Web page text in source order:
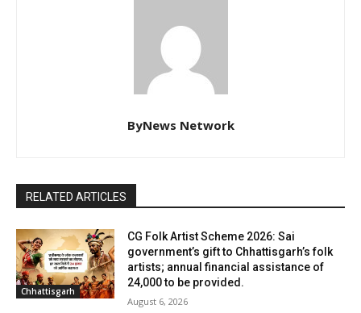
ByNews Network
RELATED ARTICLES
Chhattisgarh
CG Folk Artist Scheme 2026: Sai
government’s gift to Chhattisgarh’s folk
artists; annual financial assistance of
₹24,000 to be provided.
August 6, 2026